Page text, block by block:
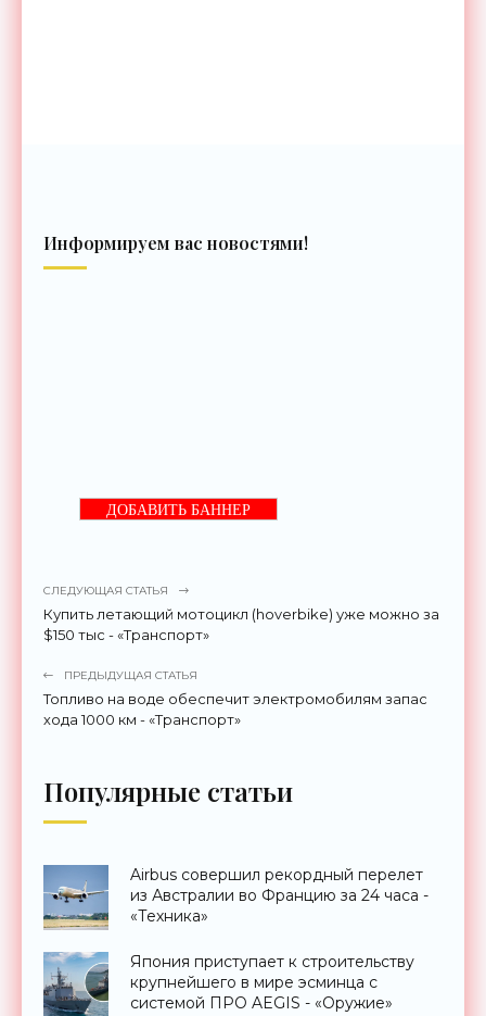
Информируем вас новостями!
ДОБАВИТЬ БАННЕР
СЛЕДУЮЩАЯ СТАТЬЯ
Купить летающий мотоцикл (hoverbike) уже можно за
$150 тыс - «Транспорт»
ПРЕДЫДУЩАЯ СТАТЬЯ
Топливо на воде обеспечит электромобилям запас
хода 1000 км - «Транспорт»
Популярные статьи
Airbus совершил рекордный перелет
из Австралии во Францию за 24 часа -
«Техника»
Япония приступает к строительству
крупнейшего в мире эсминца с
системой ПРО AEGIS - «Оружие»